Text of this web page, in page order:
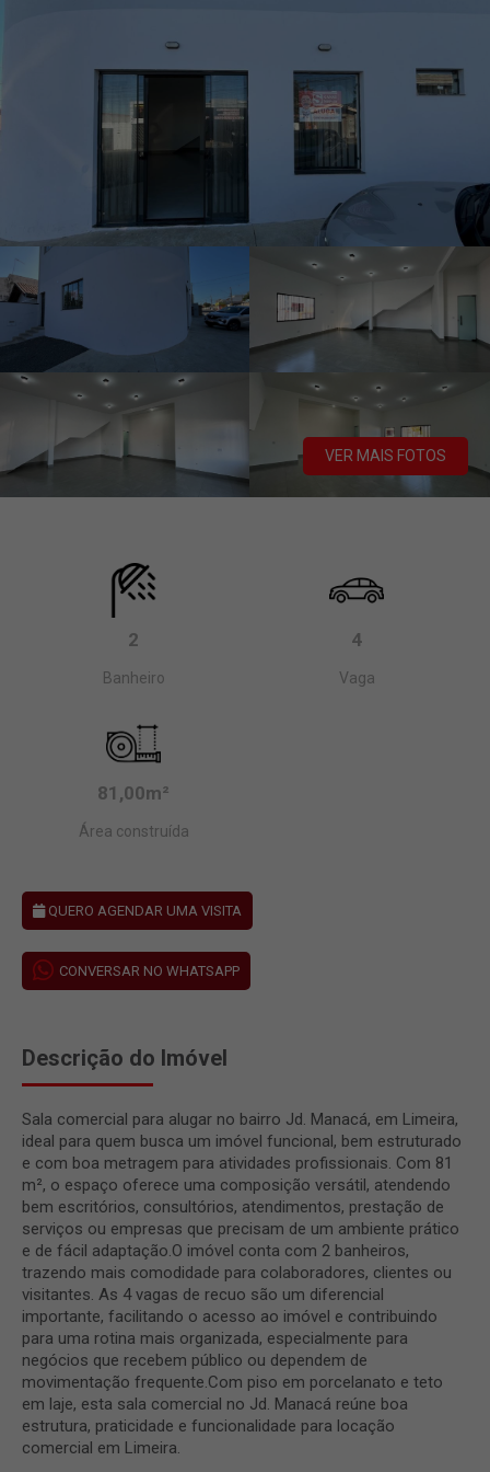
VER MAIS FOTOS
2
Banheiro
4
Vaga
81,00m²
Área construída
QUERO AGENDAR UMA VISITA
CONVERSAR NO WHATSAPP
Descrição do Imóvel
Sala comercial para alugar no bairro Jd. Manacá, em Limeira,
ideal para quem busca um imóvel funcional, bem estruturado
e com boa metragem para atividades profissionais. Com 81
m², o espaço oferece uma composição versátil, atendendo
bem escritórios, consultórios, atendimentos, prestação de
serviços ou empresas que precisam de um ambiente prático
e de fácil adaptação.O imóvel conta com 2 banheiros,
trazendo mais comodidade para colaboradores, clientes ou
visitantes. As 4 vagas de recuo são um diferencial
importante, facilitando o acesso ao imóvel e contribuindo
para uma rotina mais organizada, especialmente para
negócios que recebem público ou dependem de
movimentação frequente.Com piso em porcelanato e teto
em laje, esta sala comercial no Jd. Manacá reúne boa
estrutura, praticidade e funcionalidade para locação
comercial em Limeira.